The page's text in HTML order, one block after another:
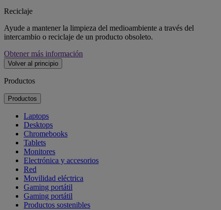
Reciclaje
Ayude a mantener la limpieza del medioambiente a través del
intercambio o reciclaje de un producto obsoleto.
Obtener más información
Volver al principio
Productos
Productos
Laptops
Desktops
Chromebooks
Tablets
Monitores
Electrónica y accesorios
Red
Movilidad eléctrica
Gaming portátil
Gaming portátil
Productos sostenibles